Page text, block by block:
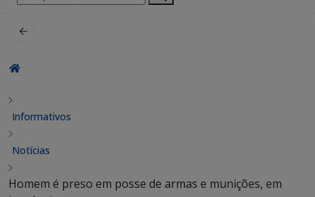
por:
Informativos
Notícias
Homem é preso em posse de armas e munições, em